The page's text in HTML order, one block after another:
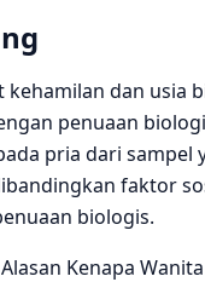
dan usia
penuaan
pria dari sampel
faktor
biologis.
Kenapa